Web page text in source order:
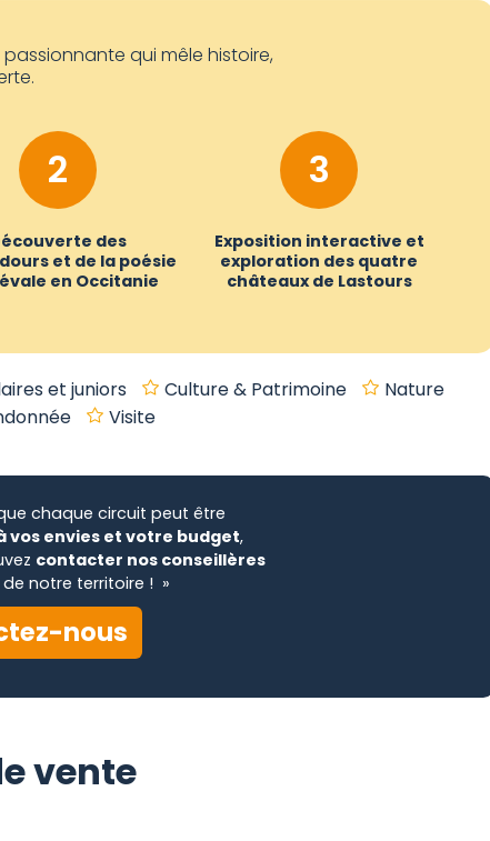
qui mêle histoire,
2
des
et de la poésie
en Occitanie
3
Exposition interactive et
exploration des quatre
châteaux de Lastours
et juniors Culture & Patrimoine
Nature
Visite
chaque circuit peut être
vos envies et votre budget,
contacter nos conseillères
notre territoire ! »
nous
vente